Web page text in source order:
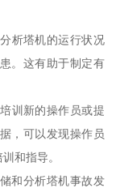
析塔机的运行状况
。这有助于制定有
训新的操作员或提
，可以发现操作员
和指导。
和分析塔机事故发